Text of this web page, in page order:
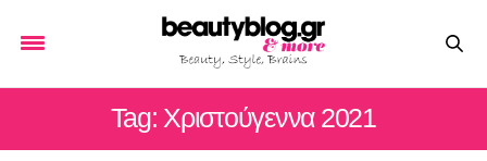
Tag: Χριστούγεννα 2021